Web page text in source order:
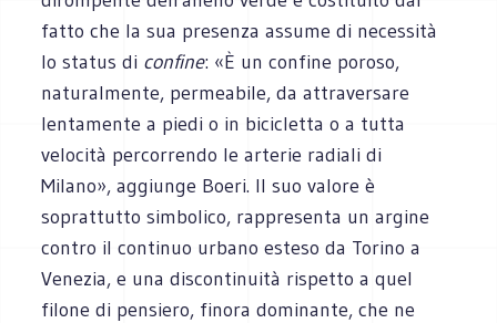
fatto che la sua presenza assume di necessità
lo status di confine: «È un confine poroso,
naturalmente, permeabile, da attraversare
lentamente a piedi o in bicicletta o a tutta
velocità percorrendo le arterie radiali di
Milano», aggiunge Boeri. Il suo valore è
soprattutto simbolico, rappresenta un argine
contro il continuo urbano esteso da Torino a
Venezia, e una discontinuità rispetto a quel
filone di pensiero, finora dominante, che ne